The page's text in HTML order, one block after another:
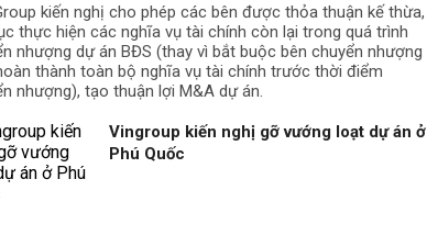
kiến nghị cho phép các bên được thỏa thuận kế thừa,
thực hiện các nghĩa vụ tài chính còn lại trong quá trình
nhượng dự án BĐS (thay vì bắt buộc bên chuyển nhượng
thành toàn bộ nghĩa vụ tài chính trước thời điểm
nhượng), tạo thuận lợi M&A dự án.
Vingroup kiến nghị gỡ vướng loạt dự án ở
Phú Quốc